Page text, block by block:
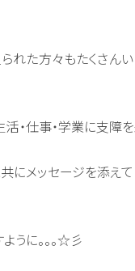
れた方々もたくさん
・仕事・学業に支障
にメッセージを添え
うに。。。☆彡